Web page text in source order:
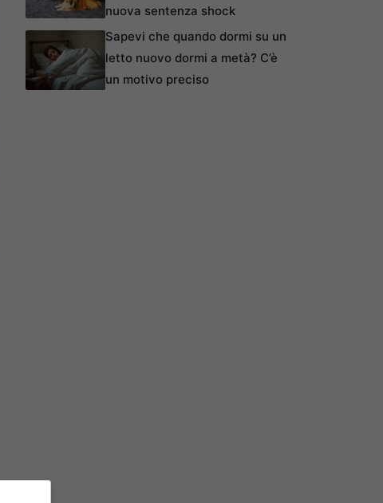
nuova sentenza shock
Sapevi che quando dormi su un
letto nuovo dormi a metà? C’è
un motivo preciso